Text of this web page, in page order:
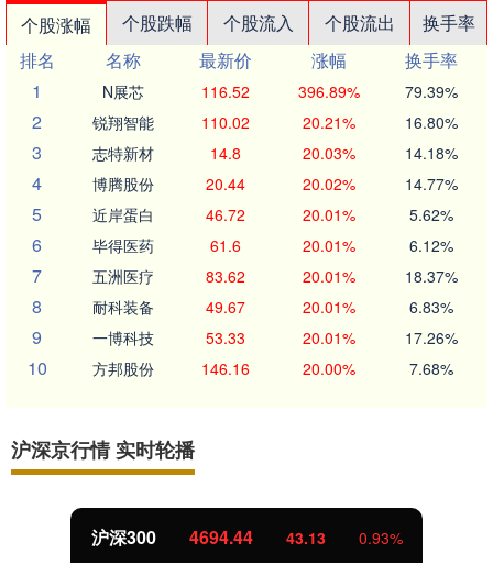
个股涨幅 个股跌幅 个股流入 个股流出
换手率
排名
名称 最新价 涨幅
换手率
1
N展芯 116.52 396.89% 79.39%
2 锐翔智能 110.02 20.21% 16.80%
3 志特新材 14.8 20.03% 14.18%
4 博腾股份 20.44 20.02% 14.77%
5 近岸蛋白 46.72 20.01% 5.62%
6 毕得医药 61.6 20.01% 6.12%
7 五洲医疗 83.62 20.01% 18.37%
8 耐科装备 49.67 20.01% 6.83%
9 一博科技 53.33 20.01% 17.26%
10 方邦股份 146.16 20.00% 7.68%
沪深京行情 实时轮播
北证50 1134.24 11.37 1.01%